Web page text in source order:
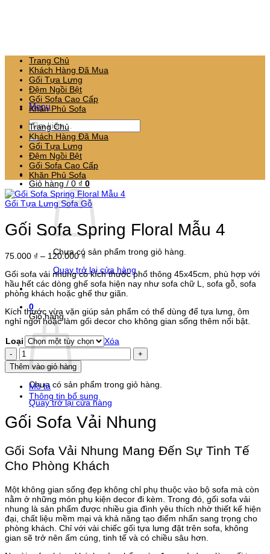
Menu
Tìm
kiếm:
Giỏ hàng / 0 ₫ 0
Chưa có sản phẩm trong giỏ hàng.
Quay trở lại cửa hàng
0
Giỏ hàng
Chưa có sản phẩm trong giỏ hàng.
Quay trở lại cửa hàng
Trang Chủ
Khách Hàng Đã Mua
Gối Tựa Lưng
Đệm Ngồi Bệt
Gối Sofa Cao Cấp
Khăn Phủ Sofa
Trang Chủ
Khách Hàng Đã Mua
Gối Tựa Lưng
Đệm Ngồi Bệt
Gối Sofa Cao Cấp
Khăn Phủ Sofa
Gối Tựa Lưng Sofa Gỗ
Gối Sofa Spring Floral Mẫu 4
75.000 ₫ – 120.000₫Khoảng
giá:
từ
75.000 ₫
đến
Gối sofa vải nhung có kích thước phổ thông 45x45cm, phù hợp với
hầu hết các dòng ghế sofa hiện nay như sofa chữ L, sofa gỗ, sofa
phòng khách hoặc ghế thư giãn.
Kích thước vừa vặn giúp sản phẩm có thể dùng để tựa lưng, ôm
nghỉ ngơi hoặc làm gối decor cho không gian sống thêm nổi bật.
Loại
Xóa
Gối
Sofa
Spring
Floral
Mẫu
4
lượng
Thêm vào giỏ hàng
Mô tả
Thông tin bổ sung
Gối Sofa Vải Nhung
Gối Sofa Vải Nhung Mang Đến Sự Tinh Tế
Cho Phòng Khách
Một không gian sống đẹp không chỉ phụ thuộc vào bộ sofa mà còn
nằm ở những món phụ kiện decor đi kèm. Trong đó, gối sofa vải
nhung là sản phẩm được nhiều gia đình yêu thích nhờ thiết kế hiện
đại, chất liệu mềm mại và khả năng tạo điểm nhấn sang trọng cho
phòng khách. Chỉ với vài chiếc gối tựa lưng đặt trên sofa, không
gian sẽ trở nên ấm cúng, tinh tế và có chiều sâu hơn.